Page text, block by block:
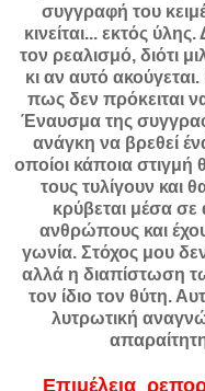
συγγραφή του
κινείται... εκτός
τον ρεαλισμό, διότι
κι αν αυτό
πως δεν πρόκειται
Έναυσμα της
ανάγκη να βρεθεί
οποίοι κάποια
τους τυλίγουν
κρύβεται μέσα σε
ανθρώπους και
γωνία. Στόχος μου
αλλά η διαπίστωση
τον ίδιο τον θύτη.
λυτρωτική
Επιμέλεια